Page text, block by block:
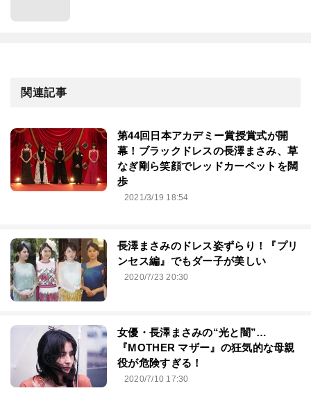
関連記事
第44回⽇本アカデミー賞授賞式が開
幕！ブラックドレスの長澤まさみ、草
なぎ剛ら笑顔でレッドカーペットを闊
歩
2021/3/19 18:54
長澤まさみのドレス姿ずらり！『プリ
ンセス編』でもダー子が美しい
2020/7/23 20:30
女優・長澤まさみの“光と闇”…
『MOTHER マザー』の狂気的な母親
役が危険すぎる！
2020/7/10 17:30